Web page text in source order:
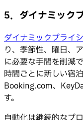
5． ダイナミック
ダイナミックプライ
り、季節性、曜日、
に必要な手間を削減
時間ごとに新しい宿
Booking.com、
す。